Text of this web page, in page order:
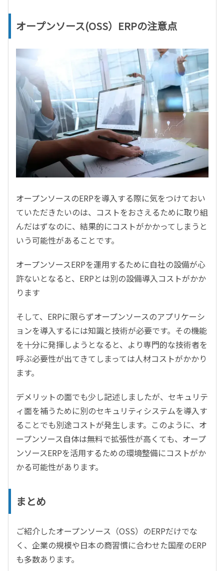
オープンソース(OSS）ERPの注意点
オープンソースのERPを導入する際に気をつけておい
ていただきたいのは、コストをおさえるために取り組
んだはずなのに、結果的にコストがかかってしまうと
いう可能性があることです。
オープンソースERPを運用するために自社の設備が心
許ないとなると、ERPとは別の設備導入コストがかか
ります
そして、ERPに限らずオープンソースのアプリケーシ
ョンを導入するには知識と技術が必要です。その機能
を十分に発揮しようとなると、より専門的な技術者を
呼ぶ必要性が出てきてしまっては人材コストがかかり
ます。
デメリットの面でも少し記述しましたが、セキュリテ
ィ面を補うために別のセキュリティシステムを導入す
ることでも別途コストが発生します。このように、オ
ープンソース自体は無料で拡張性が高くても、オープ
ンソースERPを活用するための環境整備にコストがか
かる可能性があります。
まとめ
ご紹介したオープンソース（OSS）のERPだけでな
く、企業の規模や日本の商習慣に合わせた国産のERP
も多数あります。